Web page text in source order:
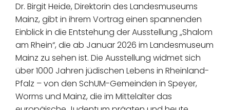
Dr. Birgit Heide, Direktorin des Landesmuseums
Mainz, gibt in ihrem Vortrag einen spannenden
Einblick in die Entstehung der Ausstellung „Shalom
am Rhein“, die ab Januar 2026 im Landesmuseum
Mainz zu sehen ist. Die Ausstellung widmet sich
über 1000 Jahren jüdischen Lebens in Rheinland-
Pfalz – von den SchUM-Gemeinden in Speyer,
Worms und Mainz, die im Mittelalter das